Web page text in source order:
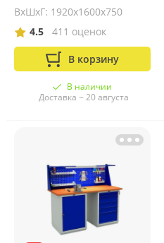
ВхШхГ: 1920х1600х750
4.5
411 оценок
В корзину
В наличии
Доставка ~ 20 августа